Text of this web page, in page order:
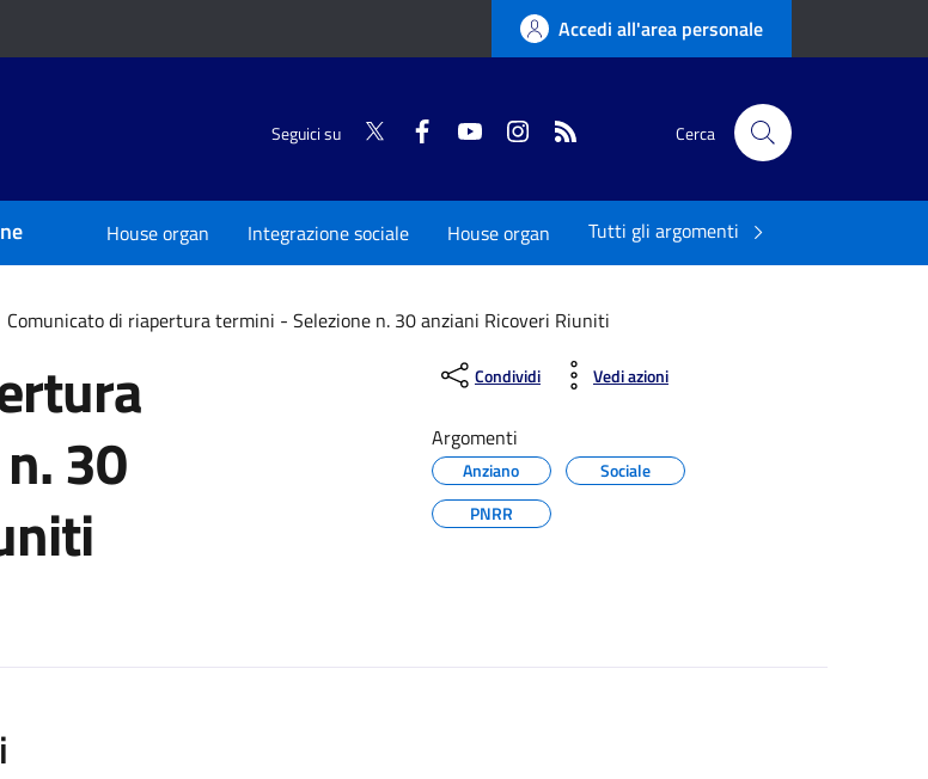
Accedi all'area personale
Seguici su Twitter FacebookYouTubeInstagram Cerca
House organ Integrazione sociale House organ Tutti gli argomenti
Comunicato di riapertura termini - Selezione n. 30 anziani Ricoveri Riuniti
30
Condividi Vedi azioni
Argomenti
Anziano
Sociale
PNRR